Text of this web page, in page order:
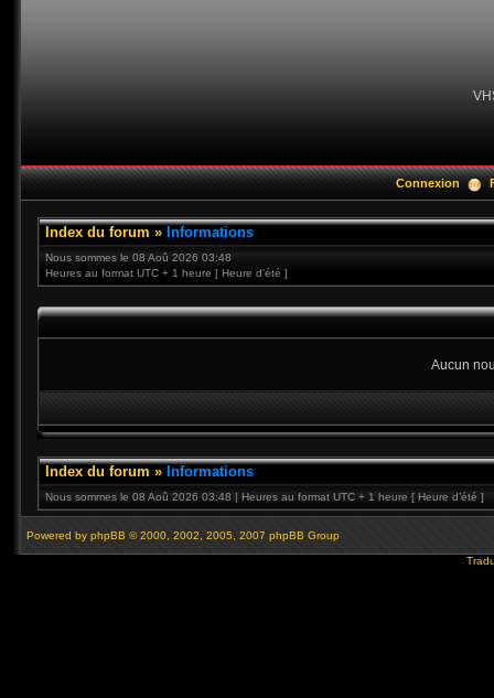
Connexion
Index du forum » Informations
Nous sommes le 08 Aoû 2026 03:48
Heures au format UTC + 1 heure [ Heure d’été ]
Aucun
Index du forum » Informations
Nous sommes le 08 Aoû 2026 03:48 | Heures au format UTC + 1 heure [ Heure d’été ]
Powered by phpBB © 2000, 2002, 2005, 2007 phpBB Group